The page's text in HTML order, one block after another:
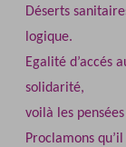
Déserts
logique.
Egalité d’accés
solidarité,
voilà les
Proclamons